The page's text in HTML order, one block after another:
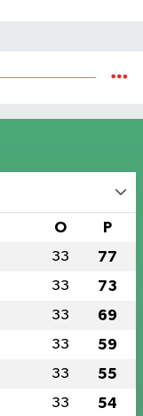
O P
33 77
33 73
33 69
33 59
33 55
33 54